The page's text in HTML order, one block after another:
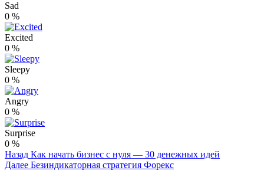
Sad
0 %
Excited
0 %
Sleepy
0 %
Angry
0 %
Surprise
0 %
Post
Назад Как начать бизнес с нуля — 30 денежных идей
Далее Безиндикаторная стратегия Форекс